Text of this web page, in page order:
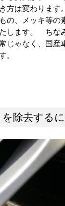
方は変わりま
の、メッキ等の
します。 ちな
じゃなく、国産
。
除去する